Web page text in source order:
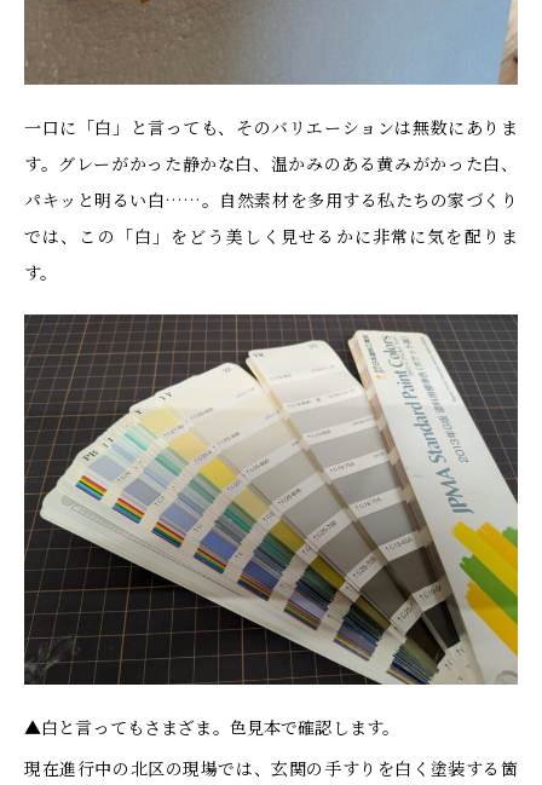
一口に「白」と言っても、そのバリエーションは無数にありま
す。グレーがかった静かな白、温かみのある黄みがかった白、
パキッと明るい白……。自然素材を多用する私たちの家づくり
では、この「白」をどう美しく見せるかに非常に気を配りま
す。
▲白と言ってもさまざま。色見本で確認します。
現在進行中の北区の現場では、玄関の手すりを白く塗装する箇